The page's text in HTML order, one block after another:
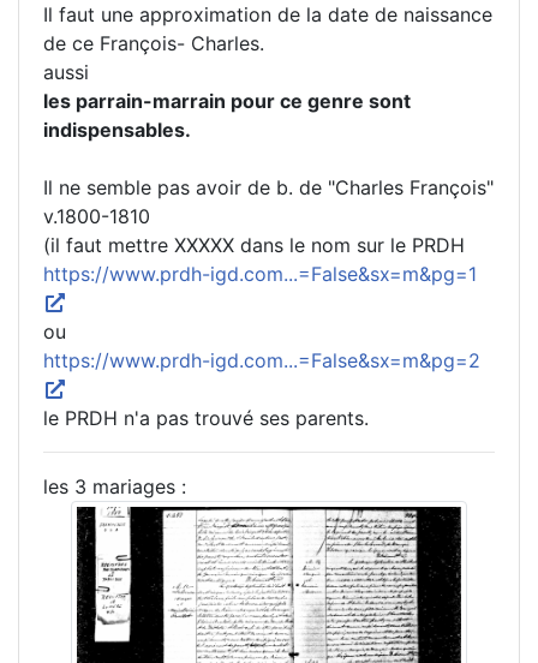
Il faut une approximation de la date de naissance
de ce François- Charles.
aussi
les parrain-marrain pour ce genre sont
indispensables.
Il ne semble pas avoir de b. de "Charles François"
v.1800-1810
(il faut mettre XXXXX dans le nom sur le PRDH
https://www.prdh-igd.com...=False&sx=m&pg=1
ou
https://www.prdh-igd.com...=False&sx=m&pg=2
le PRDH n'a pas trouvé ses parents.
les 3 mariages :